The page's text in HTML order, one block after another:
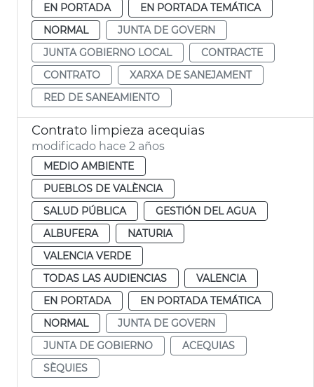
EN PORTADA
EN PORTADA TEMÁTICA
NORMAL
JUNTA DE GOVERN
JUNTA GOBIERNO LOCAL
CONTRACTE
CONTRATO
XARXA DE SANEJAMENT
RED DE SANEAMIENTO
Contrato limpieza acequias
modificado hace 2 años
MEDIO AMBIENTE
PUEBLOS DE VALÈNCIA
SALUD PÚBLICA
GESTIÓN DEL AGUA
ALBUFERA
NATURIA
VALENCIA VERDE
TODAS LAS AUDIENCIAS
VALENCIA
EN PORTADA
EN PORTADA TEMÁTICA
NORMAL
JUNTA DE GOVERN
JUNTA DE GOBIERNO
ACEQUIAS
SÈQUIES